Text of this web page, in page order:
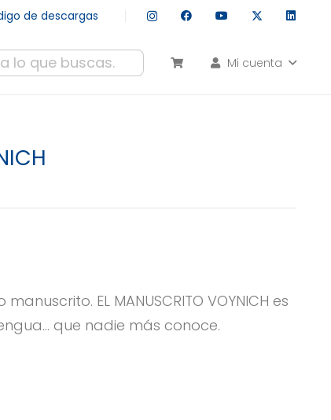
de descargas
Mi cuenta
EL MANUSCRITO VOYNICH es
que nadie más conoce.